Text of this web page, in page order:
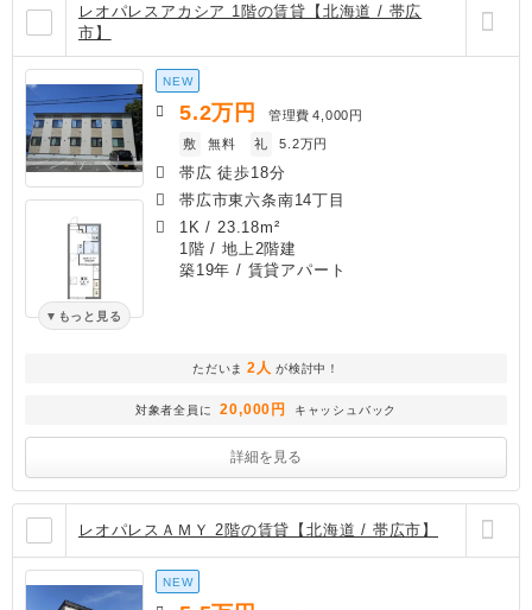
レオパレスアカシア 1階の賃貸【北海道 / 帯広
市】
もっと見る
NEW
5.2万円 管理費 4,000円
敷
無料 礼 5.2万円
帯広 徒歩18分
帯広市東六条南14丁目
1K / 23.18m²
1階 / 地上2階建
築19年 / 賃貸アパート
ただいま 2人 が検討中！
対象者全員に 20,000円 キャッシュバック
詳細を見る
レオパレスＡＭＹ 2階の賃貸【北海道 / 帯広市】
NEW